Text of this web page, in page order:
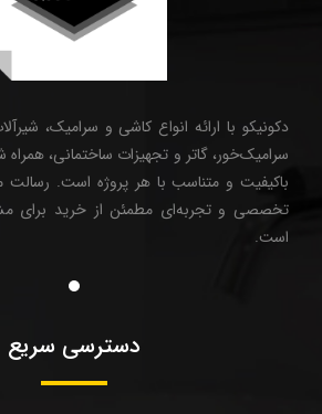
دکونیکو با ارائه انواع کاشی و سرامیک،
سرامیک‌خور، گاتر و تجهیزات ساختمانی،
باکیفیت و متناسب با هر پروژه است. رسالت
تخصصی و تجربه‌ای مطمئن از خرید برای
است.
دسترسی سریع